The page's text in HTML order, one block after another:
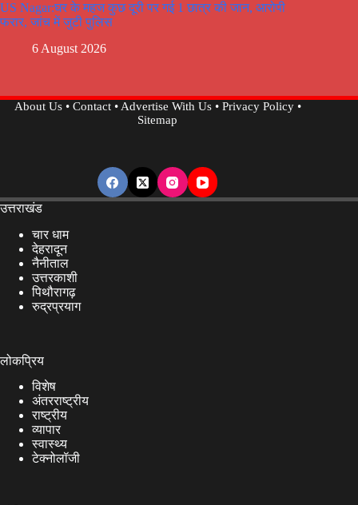
US Nagar:घर के महज कुछ दूरी पर गई 1 छात्र की जान, आरोपी
फरार, जांच में जुटी पुलिस
6 August 2026
About Us• Contact•Advertise With Us• Privacy Policy•
Sitemap
उत्तराखंड
चार धाम
देहरादून
नैनीताल
उत्तरकाशी
पिथौरागढ़
रुद्रप्रयाग
लोकप्रिय
विशेष
अंतरराष्ट्रीय
राष्ट्रीय
व्यापार
स्वास्थ्य
टेक्नोलॉजी